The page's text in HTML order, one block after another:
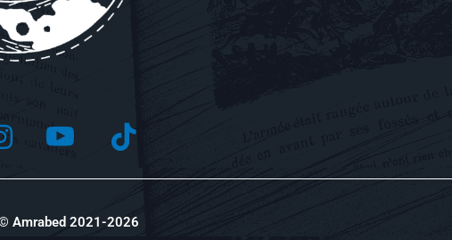
Amrabed 2021-2026